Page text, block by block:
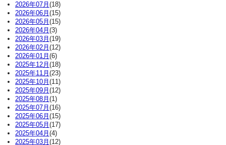
2026年07月 (18)
2026年06月 (15)
2026年05月 (15)
2026年04月 (3)
2026年03月 (19)
2026年02月 (12)
2026年01月 (6)
2025年12月 (18)
2025年11月 (23)
2025年10月 (11)
2025年09月 (12)
2025年08月 (1)
2025年07月 (16)
2025年06月 (15)
2025年05月 (17)
2025年04月 (4)
2025年03月 (12)